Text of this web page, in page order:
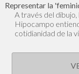
Representar la
A través del
Hipocampo
cotidianidad de la